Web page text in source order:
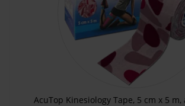
AcuTop Kinesiology Tape, 5 cm x 5